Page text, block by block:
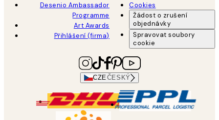
Desenio Ambassador
Programme
Art Awards
Přihlášení (firma)
Cookies
Žádost o zrušení
objednávky
Spravovat soubory
cookie
CZEČESKÝ